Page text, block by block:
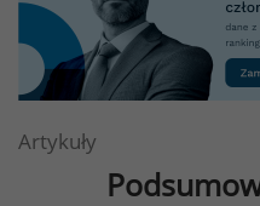
Artykuły